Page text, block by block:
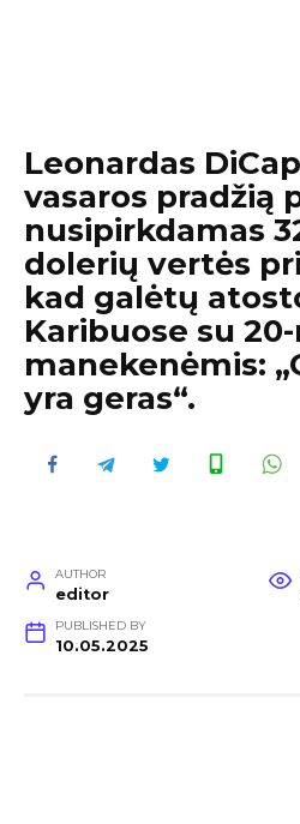
Leonardas
vasaros pradžią
nusipirkdamas
dolerių vertės
kad galėtų
Karibuose su
manekenėmis:
yra geras“.
AUTHOR
editor
PUBLISHED BY
10.05.2025